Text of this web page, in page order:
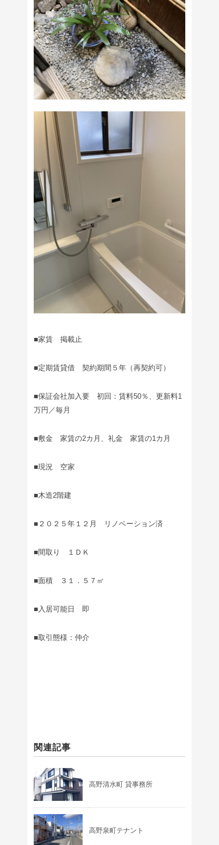
■家賃 掲載止
■定期賃貸借 契約期間５年（再契約可）
■保証会社加入要 初回：賃料50％、更新料1
万円／毎月
■敷金 家賃の2カ月、礼金 家賃の1カ月
■現況 空家
■木造2階建
■２０２５年１２月 リノベーション済
■間取り １ＤＫ
■面積 ３１．５７㎡
■入居可能日 即
■取引態様：仲介
関連記事
高野清水町 貸事務所
高野泉町テナント